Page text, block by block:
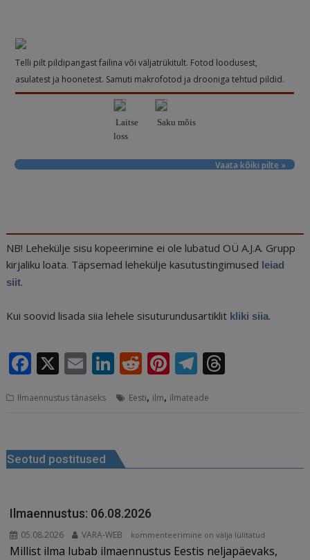
Telli pilt pildipangast failina või väljatrükitult. Fotod loodusest,
asulatest ja hoonetest. Samuti makrofotod ja drooniga tehtud pildid.
Laitse
loss
Saku mõis
Vaata kõiki pilte »
NB! Lehekülje sisu kopeerimine ei ole lubatud OÜ A.J.A. Grupp
kirjaliku loata. Täpsemad lehekülje kasutustingimused leiad
siit.
Kui soovid lisada siia lehele sisuturundusartiklit kliki siia.
F
c
b
o
k
X E
ai
Li
k
dI
n
R
d
Pi
te
st
T
e
m d
Ilmaennustus tänaseks Eesti, ilm, ilmateade
Seotud postitused
Ilmaennustus: 06.08.2026
05.08.2026 VARA-WEB
Ilmaennustus:
06.08.2026
kommenteerimine on välja lülitatud
Millist ilma lubab ilmaennustus Eestis neljapäevaks,